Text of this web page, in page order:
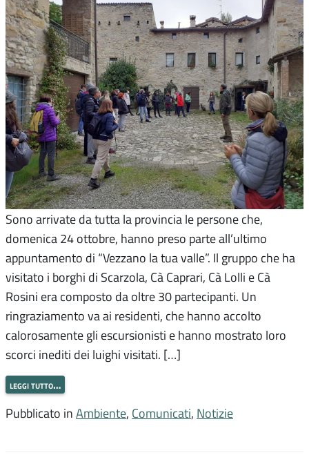
Sono arrivate da tutta la provincia le persone che,
domenica 24 ottobre, hanno preso parte all’ultimo
appuntamento di “Vezzano la tua valle”. Il gruppo che ha
visitato i borghi di Scarzola, Cà Caprari, Cà Lolli e Cà
Rosini era composto da oltre 30 partecipanti. Un
ringraziamento va ai residenti, che hanno accolto
calorosamente gli escursionisti e hanno mostrato loro
scorci inediti dei luighi visitati. […]
leggi tutto…
Pubblicato in Ambiente, Comunicati, Notizie